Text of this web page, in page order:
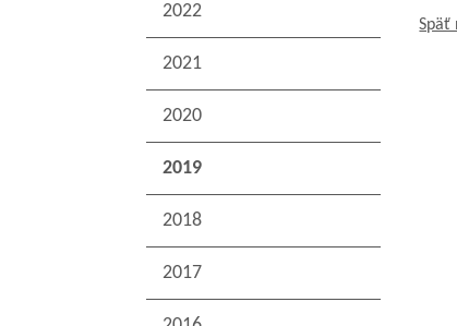
2022
2021
2020
2019
2018
2017
Späť